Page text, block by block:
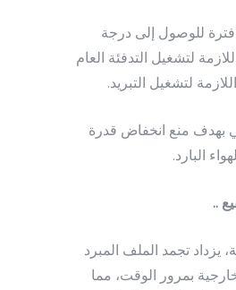
للوصول إلى درجة
لتشغيل التدفئة العام
لتشغيل التبريد.
بهدف منع انخفاض قدرة
البارد.
..
يزداد تجمد الملف المبرد
بمرور الوقت، مما